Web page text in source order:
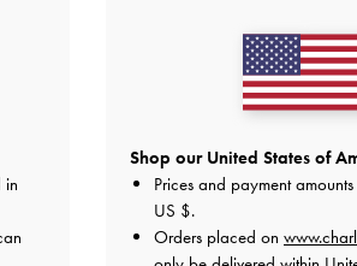
て購入しました！たくさんはく予定で
in
Shop our United States of
Prices and payment
US $.
Orders placed on